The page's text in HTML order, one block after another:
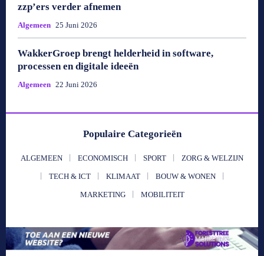
zzp’ers verder afnemen
Algemeen 25 Juni 2026
WakkerGroep brengt helderheid in software,
processen en digitale ideeën
Algemeen 22 Juni 2026
Populaire Categorieën
ALGEMEEN ECONOMISCH SPORT ZORG & WELZIJN
TECH & ICT KLIMAAT BOUW & WONEN
MARKETING MOBILITEIT